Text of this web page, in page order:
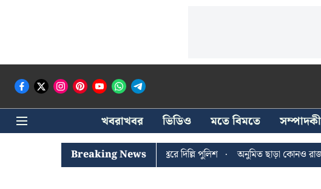
খবরাখবর ভিডিও মতে বিমতে
Breaking News
ঐশী ঘোষের খোঁজে সিপিআইএম সদর দপ্তরে দিল্লি পুলিশ অনুমিত ছাড়া কোনও